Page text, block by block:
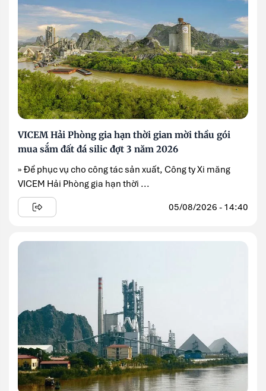
VICEM Hải Phòng gia hạn thời gian mời thầu gói
mua sắm đất đá silic đợt 3 năm 2026
» Để phục vụ cho công tác sản xuất, Công ty Xi măng
VICEM Hải Phòng gia hạn thời ...
05/08/2026 - 14:40